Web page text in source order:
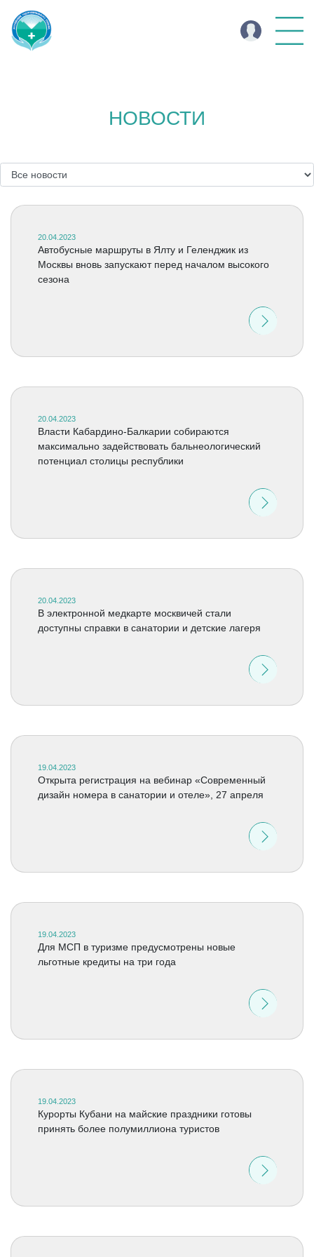
НОВОСТИ
20.04.2023
Автобусные маршруты в Ялту и Геленджик из
Москвы вновь запускают перед началом высокого
сезона
20.04.2023
Власти Кабардино-Балкарии собираются
максимально задействовать бальнеологический
потенциал столицы республики
20.04.2023
В электронной медкарте москвичей стали
доступны справки в санатории и детские лагеря
19.04.2023
Открыта регистрация на вебинар «Современный
дизайн номера в санатории и отеле», 27 апреля
19.04.2023
Для МСП в туризме предусмотрены новые
льготные кредиты на три года
19.04.2023
Курорты Кубани на майские праздники готовы
принять более полумиллиона туристов